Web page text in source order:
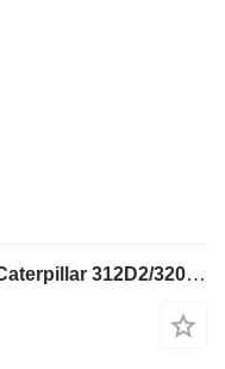
369-1255 tensor de correa para Caterpillar 312D2/320DE excavadora